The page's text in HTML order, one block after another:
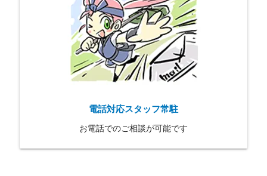
電話対応スタッフ常駐
お電話でのご相談が可能です